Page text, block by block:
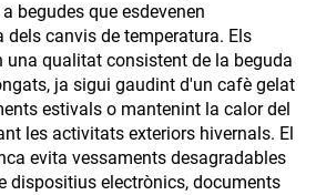
begudes que esdevenen
canvis de temperatura. Els
una qualitat consistent de la beguda
ja sigui gaudint d'un cafè gelat
estivals o mantenint la calor del
les activitats exteriors hivernals. El
evita vessaments desagradables
dispositius electrònics, documents